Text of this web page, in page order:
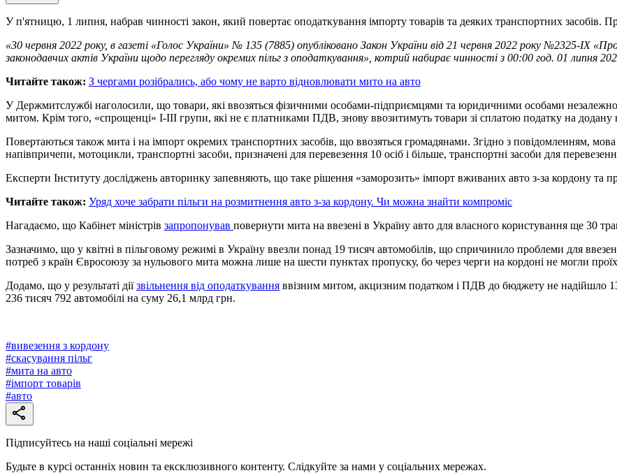
У п'ятницю, 1 липня, набрав чинності закон, який повертає оподаткування імпорту товарів та деяких транспортних засобів.
«30 червня 2022 року, в газеті «Голос України» № 135 (7885) опубліковано Закон України від 21 червня 2022 року №2325-ІХ
законодавчих актів України щодо перегляду окремих пільг з оподаткування», котрий набирає чинності з 00:00 год. 01 липня
Читайте також: З чергами розібрались, або чому не варто відновлювати мито на авто
У Держмитслужбі наголосили, що товари, які ввозяться фізичними особами-підприємцями та юридичними особами незалежно
митом. Крім того, «спрощенці» І-ІІІ групи, які не є платниками ПДВ, знову ввозитимуть товари зі сплатою податку на додану
Повертаються також мита і на імпорт окремих транспортних засобів, що ввозяться громадянами. Згідно з повідомленням,
напівпричепи, мотоцикли, транспортні засоби, призначені для перевезення 10 осіб i більше, транспортні засоби для
Експерти Інституту досліджень авторинку запевняють, що таке рішення «заморозить» імпорт вживаних авто з-за кордону та
Читайте також: Уряд хоче забрати пільги на розмитнення авто з-за кордону. Чи можна знайти компроміс
Нагадаємо, що Кабінет міністрів запропонував повернути мита на ввезені в Україну авто для власного користування ще 30
Зазначимо, що у квітні в пільговому режимі в Україну ввезли понад 19 тисяч автомобілів, що спричинило проблеми для
потреб з країн Євросоюзу за нульового мита можна лише на шести пунктах пропуску, бо через черги на кордоні не могли
Додамо, що у результаті діїзвільнення від оподаткування ввізним митом, акцизним податком і ПДВ до бюджету не надійшло 13
236 тисяч 792 автомобілі на суму 26,1 млрд грн.
#вивезення з кордону
#скасування пільг
#мита на авто
#імпорт товарів
#авто
Підписуйтесь на наші соціальні мережі
Будьте в курсі останніх новин та ексклюзивного контенту. Слідкуйте за нами у соціальних мережах.